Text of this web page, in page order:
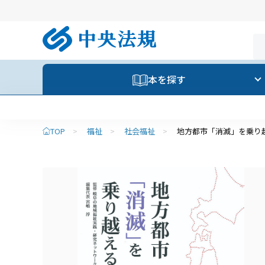
本を探す
TOP > 福祉 > 社会福祉 > 地方都市「消滅」を乗